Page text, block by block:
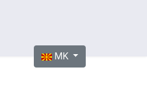
Изберете го вашиот јазик
MK